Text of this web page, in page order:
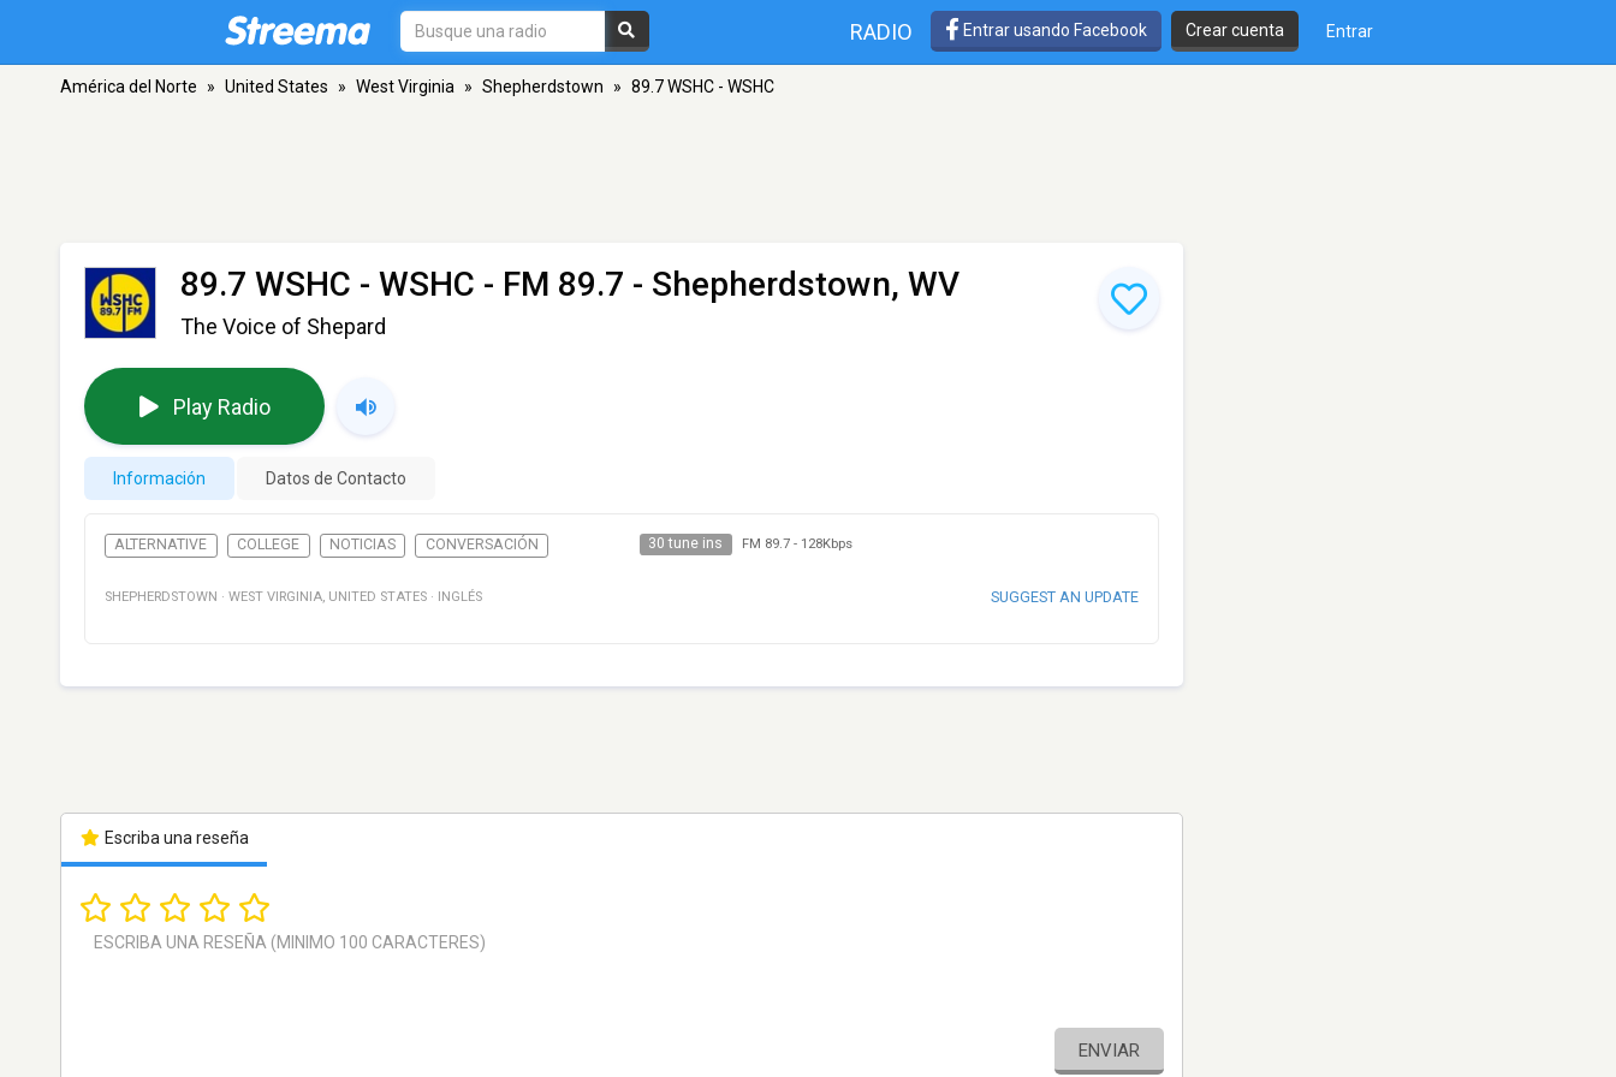
RADIO Entrar usando Facebook Crear cuenta Entrar
América del Norte » United States » West Virginia » Shepherdstown » 89.7 WSHC - WSHC
89.7 WSHC - WSHC - FM 89.7 - Shepherdstown, WV
The Voice of Shepard
Play Radio
Información Datos de Contacto
ALTERNATIVE COLLEGE NOTICIAS CONVERSACIÓN 30 tune ins FM 89.7- 128Kbps
SHEPHERDSTOWN · WEST VIRGINIA, UNITED STATES · INGLÉS SUGGEST AN UPDATE
Escriba una reseña
ENVIAR